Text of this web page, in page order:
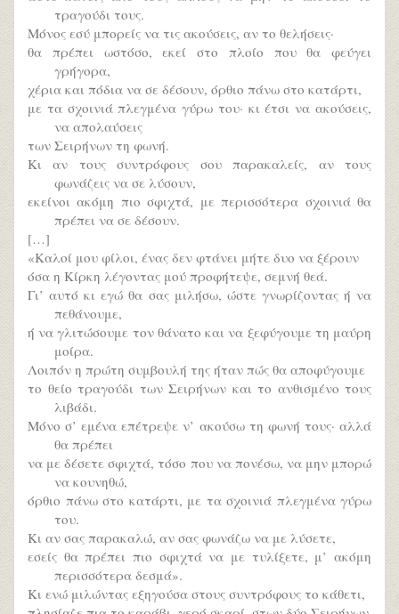
τραγούδι τους.
Μόνος εσύ μπορείς να τις ακούσεις, αν το θελήσεις·
θα πρέπει ωστόσο, εκεί στο πλοίο που θα φεύγει
γρήγορα,
χέρια και πόδια να σε δέσουν, όρθιο πάνω στο κατάρτι,
με τα σχοινιά πλεγμένα γύρω του· κι έτσι να ακούσεις,
να απολαύσεις
των Σειρήνων τη φωνή.
Κι αν τους συντρόφους σου παρακαλείς, αν τους
φωνάζεις να σε λύσουν,
εκείνοι ακόμη πιο σφιχτά, με περισσότερα σχοινιά θα
πρέπει να σε δέσουν.
[…]
«Καλοί μου φίλοι, ένας δεν φτάνει μήτε δυο να ξέρουν
όσα η Κίρκη λέγοντας μού προφήτεψε, σεμνή θεά.
Γι’ αυτό κι εγώ θα σας μιλήσω, ώστε γνωρίζοντας ή να
πεθάνουμε,
ή να γλιτώσουμε τον θάνατο και να ξεφύγουμε τη μαύρη
μοίρα.
Λοιπόν η πρώτη συμβουλή της ήταν πώς θα αποφύγουμε
το θείο τραγούδι των Σειρήνων και το ανθισμένο τους
λιβάδι.
Μόνο σ’ εμένα επέτρεψε ν’ ακούσω τη φωνή τους· αλλά
θα πρέπει
να με δέσετε σφιχτά, τόσο που να πονέσω, να μην μπορώ
να κουνηθώ,
όρθιο πάνω στο κατάρτι, με τα σχοινιά πλεγμένα γύρω
του.
Κι αν σας παρακαλώ, αν σας φωνάζω να με λύσετε,
εσείς θα πρέπει πιο σφιχτά να με τυλίξετε, μ’ ακόμη
περισσότερα δεσμά».
Κι ενώ μιλώντας εξηγούσα στους συντρόφους το κάθετι,